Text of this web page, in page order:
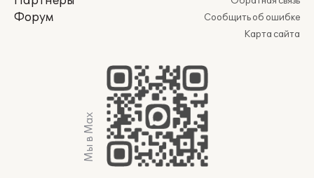
Форум
Сообщить об ошибке
Карта сайта
Мы в Max